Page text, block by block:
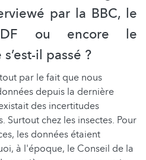
par la BBC, le
ou encore le
il passé ?
par le fait que nous
depuis la dernière
des incertitudes
Surtout chez les insectes. Pour
les données étaient
à l'époque, le Conseil de la